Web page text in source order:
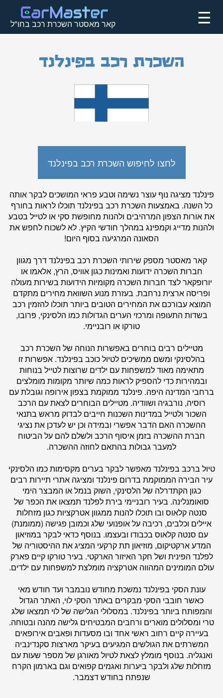
קאר מאסטר השכרת רכב בחו"ל ☰
השכרת רכב בפינלנד
לחצו לחיפוש השכרת רכב בפינלנד
פינלנד מציגה נוף עוצר נשימה וטבע פראי המושכים לבקר אותה
כל השנה. באמצעות השכרת רכב בפינלנד תוכלו לראות בחורף
את אורות הצפון המרהיבים ולהנות מחופשת סקי או לטייל בטבע
ולהנות מדייג וקמפינג במהלך חודשי הקיץ. לא לשכוח לחפש את
הסאונה המרגיעה בסוף היום!
קאר מאסטר מספק שירותי השכרת רכב בפינלנד דרך מגוון
חברות השכרה ידועות ואמינות כגון אוויס, הרץ, אלאמו או
יורופקאר לצד חברות השכרה מקומיות הידועות בשירות מעולה
ופריסה ארצית נרחבת. בעזרת מנוע השוואת מחירים מתקדם
המוצא עבורכם את המחירים הטובים ביותר תוכלו להזמין רכב
בשדות התעופה ומרכזי הערים הגדולות כמו הלסינקי, פרובו,
טורקו או רובניימי.
מטיילים רבים בוחרים באפשרות הנוחה של השכרת רכב
בהלסינקי ומשם ממשיכים לטיול כוכב בפינלנד. אפשרות זו
מתאימה מאוד למשפחות עם ילדים שרוצות לטייל בנוחות
ובמהירות כדי להספיק לראות כמה שיותר מקומות מומלצים
ברחבי המדינה היפה. פינלנד ממוקמת בצפון אירופה וגובלת עם
רוסיה, נורבגיה ושוודיה. מטיילים הבוחרים לצאת עם הרכב
השכור ולטייל במדינות השכנות חייבים לבדוק מראש בתנאי
ההשכרה האם הדבר אפשרי ובמידה וכן יש לעדכן את נציגי
חברת ההשכרה בזמן איסוף הרכב ולשלם להם על הביטוח
למעבר גבולות בהתאם לחוזה ההשכרה.
טיול ברכב בפינלנד מאפשר לבקר בערים מקסימות כמו הלסינקי
עיר הבירה הממוקמת בדרום פינלנד ומציגה אתרי תיירות רבים
כגון הקתדרלה של הלסינקי, השוק בנמל או המבצר הימי
סואומנלינה. בעיר רובניימי בירת לפלנד תמצאו את הכפר של
סנטה קלאוס ובו תוכלו להנות ממגוון אטרקציות כגון מזחלות
איילים וכלבים, רכיבה על אופנועי שלג וכמובן פגישה (ממומנת)
עם סנטה קלאוס בכבודו ובעצמו. בנוסף כדאי לבקר במוזיאון
המדע ארקטיקום, מוזיאון תת קרקעי המציג את ההיסטוריה של
לפלנד הפינית ושל חקר האיזור הארקטי. בעיר טורקו קיים פארק
עולם המומינים המהווה אטרקציה מומלצת למשפחות עם ילדים.
עונת הסקי בפינלנד נמשכת מחודש נובמבר ועד חודש מאי
כאשר חובבי הסקי מבקרים באתר הסקי לוי, האתר הגדול
והמפותח ביותר בפינלנד. במסלולי הגלישה של לוי תמצאו שלג
טרי ומסלולים מוארים ורחבים המבטיחים גלישה מהנה ובטוחה.
בעיירה קיים רחוב ראשי אחד ובו מסעדות ופאבים אירופאים
המשרתים את הגולשים המגיעים בעיקר מארצות סקנדינביה
ואנגליה. בנוסף מומלץ לצאת לטיול מאורגן של מספר שעות עם
מזחלות שלג ולבקר ביערות ואגמים קפואים וגם בארמון הקרח
שנפתח בחודש דצמבר.